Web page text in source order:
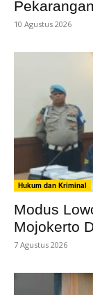
10 Agustus 2026
Hukum dan Kriminal
Modus
Mojokerto
7 Agustus 2026